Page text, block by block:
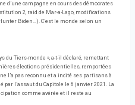
d’une campagne en cours des démocrates
2, raid de Mar-a-Lago, modifications
Biden…). C’est le monde selon un
du Tiers-monde », a-t-il déclaré, remettant
élections présidentielles, remportées
l’a pas reconnu et a incité ses partisans à
l’assaut du Capitole le 6 janvier 2021. La
comme avérée et il reste au